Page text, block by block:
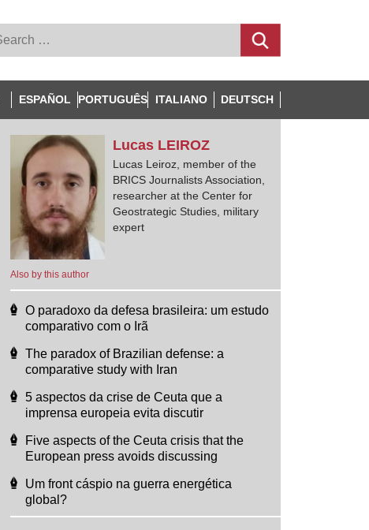
ESPAÑOL PORTUGUÊS ITALIANO DEUTSCH
Also by this author
Lucas LEIROZ
Lucas Leiroz, member of the
BRICS Journalists Association,
researcher at the Center for
Geostrategic Studies, military
expert
O paradoxo da defesa brasileira: um estudo
comparativo com o Irã
The paradox of Brazilian defense: a
comparative study with Iran
5 aspectos da crise de Ceuta que a
imprensa europeia evita discutir
Five aspects of the Ceuta crisis that the
European press avoids discussing
Um front cáspio na guerra energética
global?